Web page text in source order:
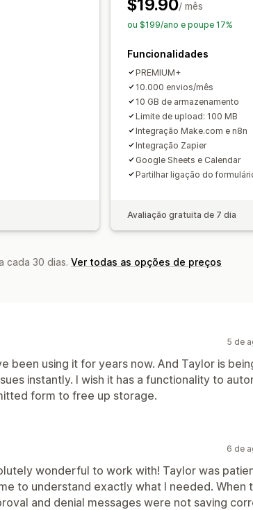
Histórico Análise de dados
Análise de dados CAPTCHA
$19.90/ mês
ou $199/ano e poupe 17%
Funcionalidades
PREMIUM+
10.000 envios/mês
10 GB de armazenamento
Limite de upload: 100 MB
Integração Make.com e n8n
Integração Zapier
Google Sheets e Calendar
Partilhar ligação do
Avaliação gratuita de 7 dia
cada 30 dias. Ver todas as opções de preços
5 de
been using it for years now. And Taylor is
instantly. I wish it has a functionality to
form to free up storage.
6 de
wonderful to work with! Taylor was
to understand exactly what I needed. When
and denial messages were not saving